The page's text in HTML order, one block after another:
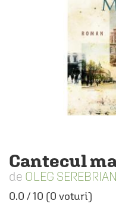
Cantecul
OLEG SEREBRIAN
0.0 /10 (0 voturi)